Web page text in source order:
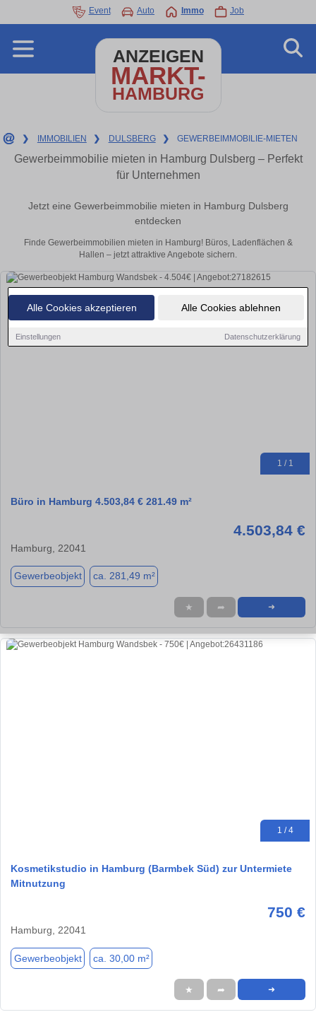
Alle Cookies akzeptieren Alle Cookies ablehnen
Einstellungen Datenschutzerklärung
Event Auto Immo Job
ANZEIGEN
MARKT-
HAMBURG
❯ IMMOBILIEN ❯ DULSBERG ❯ GEWERBEIMMOBILIE-MIETEN
Gewerbeimmobilie mieten in Hamburg Dulsberg – Perfekt
für Unternehmen
Jetzt eine Gewerbeimmobilie mieten in Hamburg Dulsberg
entdecken
Finde Gewerbeimmobilien mieten in Hamburg! Büros, Ladenflächen &
Hallen – jetzt attraktive Angebote sichern.
1 / 1
Büro in Hamburg 4.503,84 € 281.49 m²
4.503,84 €
Hamburg, 22041
Gewerbeobjekt ca. 281,49 m²
★ ➦ ➜
1 / 4
Kosmetikstudio in Hamburg (Barmbek Süd) zur Untermiete
Mitnutzung
750 €
Hamburg, 22041
Gewerbeobjekt ca. 30,00 m²
★ ➦ ➜